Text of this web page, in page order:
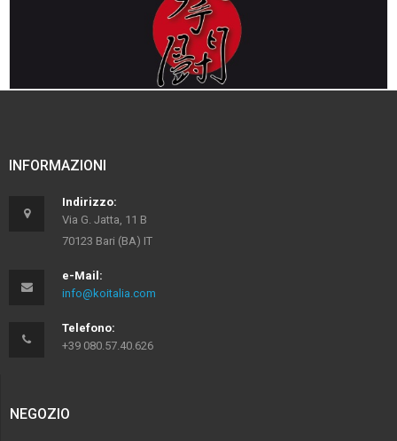
INFORMAZIONI
Indirizzo:
Via G. Jatta, 11 B
70123 Bari (BA) IT
e-Mail:
info@koitalia.com
Telefono:
+39 080.57.40.626
NEGOZIO